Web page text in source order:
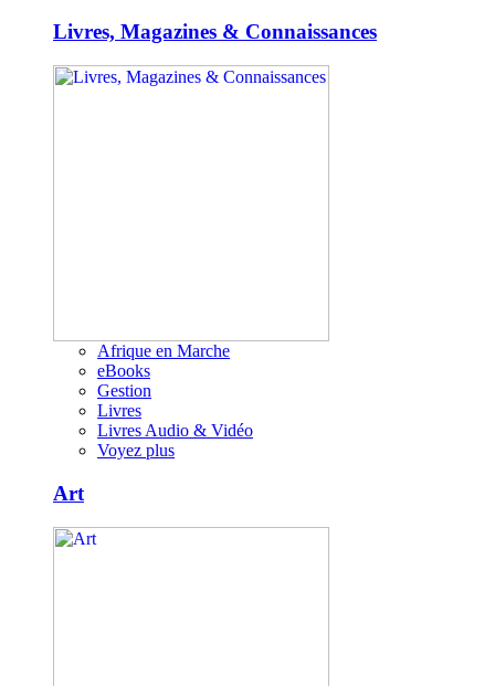
Livres, Magazines & Connaissances
Afrique en Marche
eBooks
Gestion
Livres
Livres Audio & Vidéo
Voyez plus
Art